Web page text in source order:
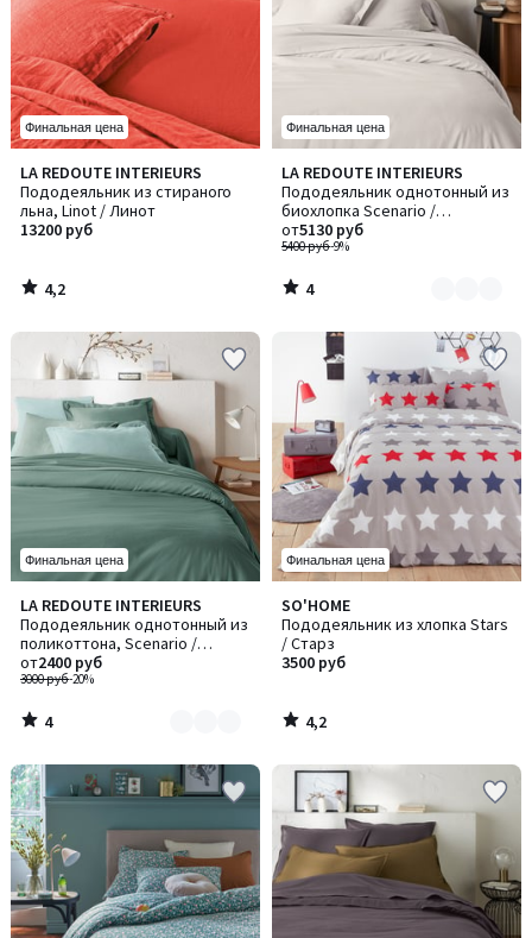
Финальная цена
LA REDOUTE INTERIEURS
Пододеяльник из стираного
льна, Linot / Линот
13200 руб
4,2
/ 5
4,2
/
Финальная цена
LA REDOUTE INTERIEURS
Пододеяльник однотонный из
биохлопка Scenario /
Сценарио
5400 руб-9%
от5130 руб
4
/
5
Количество
цветов:
2
4
/
Финальная цена
LA REDOUTE INTERIEURS
Пододеяльник однотонный из
поликоттона, Scenario /
Сценарио
3000 руб-20%
от2400 руб
4
/
5
Количество
цветов:
9
4
/
Финальная цена
SO'HOME
Пододеяльник из хлопка Stars
/ Старз
3500 руб
4,2
/ 5
4,2
/